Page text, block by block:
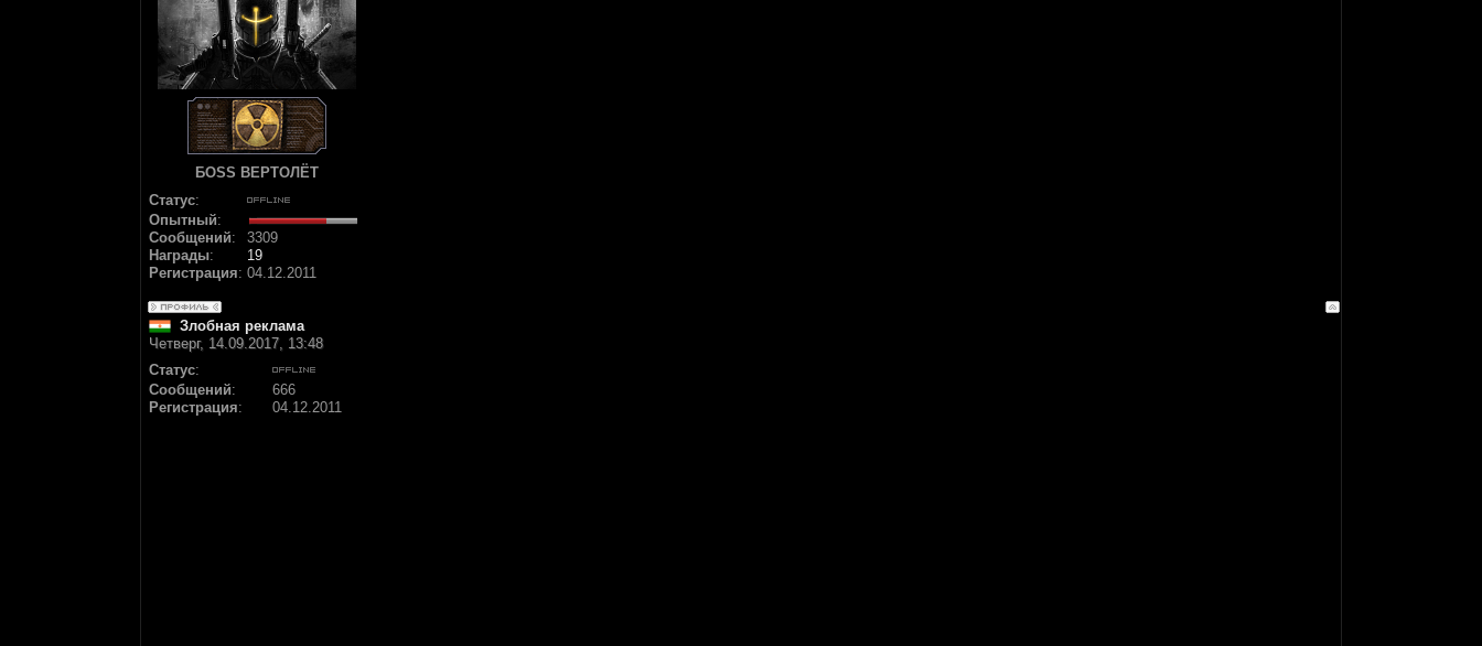
БОSS ВЕРТОЛЁТ
Статус:
Опытный:
Сообщений:
3309
Награды:
19
Регистрация: 04.12.2011
Злобная реклама
Четверг, 14.09.2017, 13:48
Статус:
Сообщений:
666
Регистрация: 04.12.2011